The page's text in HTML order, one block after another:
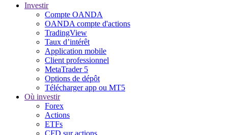
Investir
Compte OANDA
OANDA compte d'actions
TradingView
Taux d’intérêt
Application mobile
Client professionnel
MetaTrader 5
Options de dépôt
Télécharger app ou MT5
Où investir
Forex
Actions
ETFs
CFD sur actions